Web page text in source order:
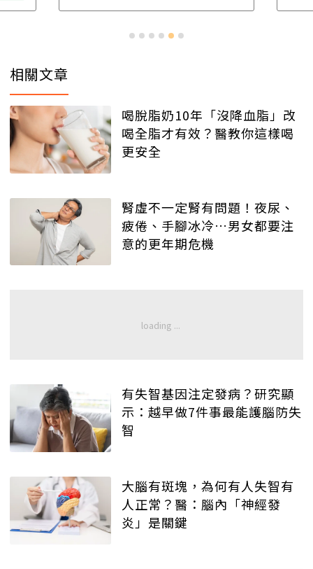
相關文章
喝脫脂奶10年「沒降血脂」改
喝全脂才有效？醫教你這樣喝
更安全
腎虛不一定腎有問題！夜尿、
疲倦、手腳冰冷…男女都要注
意的更年期危機
有失智基因注定發病？研究顯
示：越早做7件事最能護腦防失
智
大腦有斑塊，為何有人失智有
人正常？醫：腦內「神經發
炎」是關鍵